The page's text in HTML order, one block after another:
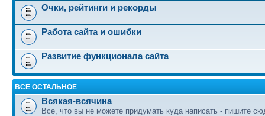
Очки, рейтинги и рекорды
Работа сайта и ошибки
Развитие функционала сайта
ВСЕ ОСТАЛЬНОЕ
Всякая-всячина
Все, что вы не можете придумать куда написать - пишите